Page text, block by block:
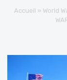
Accueil » World